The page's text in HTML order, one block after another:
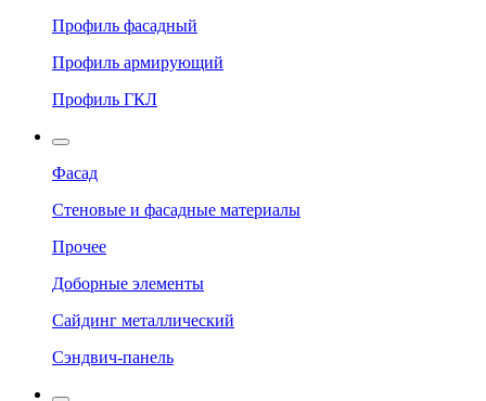
Профиль фасадный
Профиль армирующий
Профиль ГКЛ
Фасад
Стеновые и фасадные материалы
Прочее
Доборные элементы
Сайдинг металлический
Сэндвич-панель